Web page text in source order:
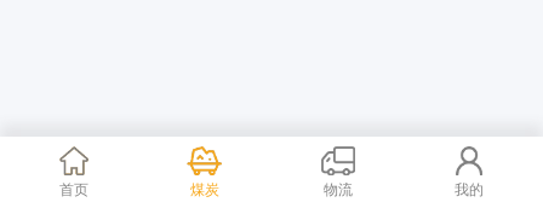
首页 煤炭 物流 我的